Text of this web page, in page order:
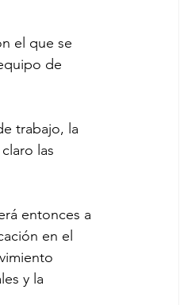
el que se
de
trabajo, la
las
entonces a
en el
y la